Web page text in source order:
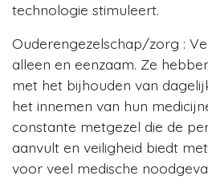
technologie stimuleert.
Ouderengezelschap/zorg :
alleen en eenzaam. Ze
met het bijhouden van
het innemen van hun
constante metgezel die de
aanvult en veiligheid biedt
voor veel medische